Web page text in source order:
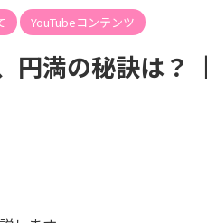
YouTubeコンテンツ
円満の秘訣は？